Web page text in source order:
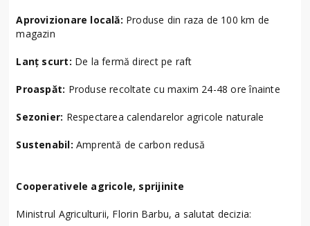
Aprovizionare locală: Produse din raza de 100 km de
magazin
Lanț scurt: De la fermă direct pe raft
Proaspăt: Produse recoltate cu maxim 24-48 ore înainte
Sezonier: Respectarea calendarelor agricole naturale
Sustenabil: Amprentă de carbon redusă
Cooperativele agricole, sprijinite
Ministrul Agriculturii, Florin Barbu, a salutat decizia: